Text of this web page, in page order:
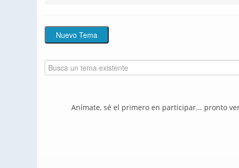
Anímate, sé el primero en participar... pronto